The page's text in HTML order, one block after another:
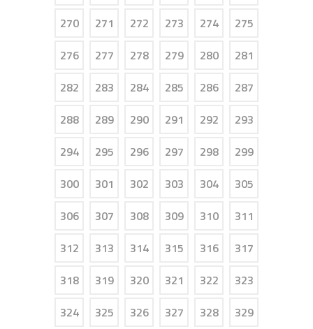
270
271 272 273 274
275
276
277 278 279 280
281
282
283 284 285 286
287
288
289 290 291 292
293
294
295 296 297 298
299
300
301 302 303 304
305
306
307 308 309 310
311
312
313 314 315 316
317
318
319 320 321 322
323
324
325 326 327 328
329